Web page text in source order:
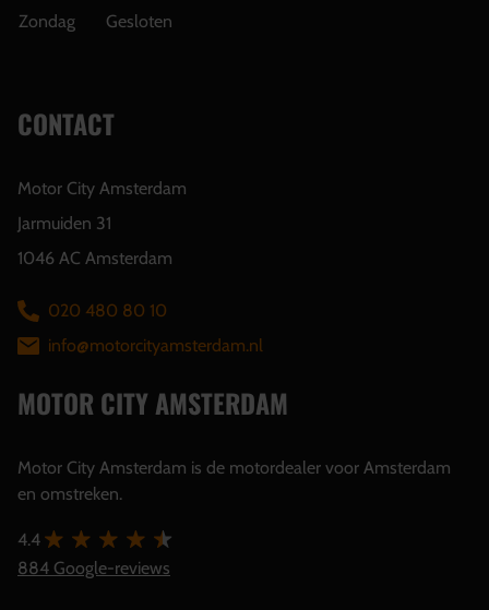
Zondag
Gesloten
CONTACT
Motor City Amsterdam
Jarmuiden 31
1046 AC Amsterdam
020 480 80 10
info@motorcityamsterdam.nl
MOTOR CITY AMSTERDAM
Motor City Amsterdam is de motordealer voor Amsterdam
en omstreken.
4.4
884 Google-reviews